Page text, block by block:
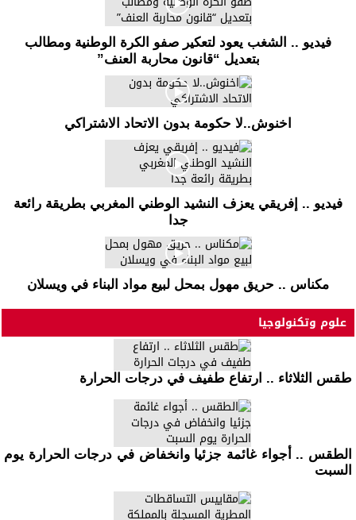
فيديو .. الشغب يعود لتعكير صفو الكرة الوطنية ومطالب
بتعديل “قانون محاربة العنف”
اخنوش..لا حكومة بدون الاتحاد الاشتراكي
فيديو .. إفريقي يعزف النشيد الوطني المغربي بطريقة رائعة
جدا
مكناس .. حريق مهول بمحل لبيع مواد البناء في ويسلان
علوم وتكنولوجيا
طقس الثلاثاء .. ارتفاع طفيف في درجات الحرارة
الطقس .. أجواء غائمة جزئيا وانخفاض في درجات الحرارة يوم
السبت